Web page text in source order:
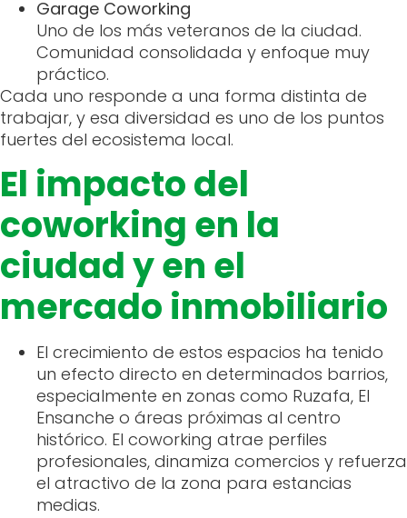
Garage Coworking
Uno de los más veteranos de la ciudad.
Comunidad consolidada y enfoque muy
práctico.
Cada uno responde a una forma distinta de
trabajar, y esa diversidad es uno de los puntos
fuertes del ecosistema local.
El impacto del
coworking en la
ciudad y en el
mercado inmobiliario
El crecimiento de estos espacios ha tenido
un efecto directo en determinados barrios,
especialmente en zonas como Ruzafa, El
Ensanche o áreas próximas al centro
histórico. El coworking atrae perfiles
profesionales, dinamiza comercios y refuerza
el atractivo de la zona para estancias
medias.